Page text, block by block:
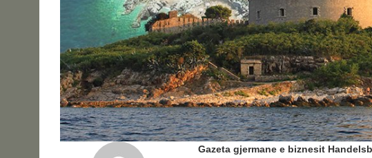
Gazeta gjermane e biznesit